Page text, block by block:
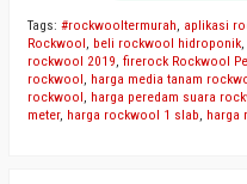
Tags: #rockwooltermurah, aplikasi
Rockwool, beli rockwool hidroponik,
rockwool 2019, firerock Rockwool
rockwool, harga media tanam
rockwool, harga peredam suara
meter, harga rockwool 1 slab, harga